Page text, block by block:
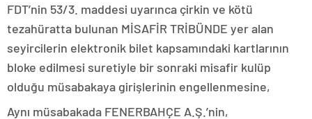
FDT’nin 53/3. maddesi uyarınca çirkin ve kötü
tezahüratta bulunan MİSAFİR TRİBÜNDE yer alan
seyircilerin elektronik bilet kapsamındaki kartlarının
bloke edilmesi suretiyle bir sonraki misafir kulüp
olduğu müsabakaya girişlerinin engellenmesine,
Aynı müsabakada FENERBAHÇE A.Ş.’nin,